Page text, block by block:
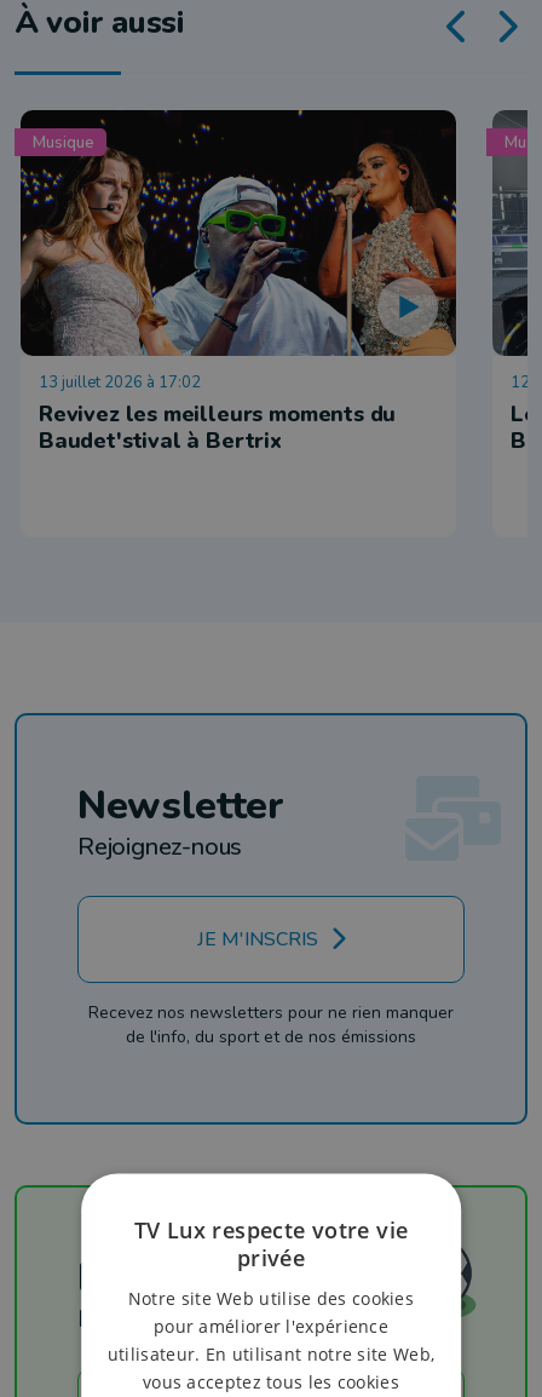
À voir aussi
Musique
13 juillet 2026 à 17:02
Revivez les meilleurs moments du
Baudet'stival à Bertrix
12
Newsletter
Rejoignez-nous
JE M'INSCRIS
Recevez nos newsletters pour ne rien manquer
de l'info, du sport et de nos émissions
Football
Les résultats
TV Lux respecte votre vie
privée
Notre site Web utilise des cookies
pour améliorer l'expérience
utilisateur. En utilisant notre site Web,
vous acceptez tous les cookies